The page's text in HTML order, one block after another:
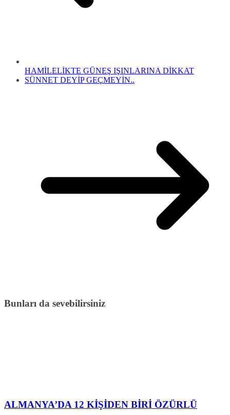
HAMİLELİKTE GÜNEŞ IŞINLARINA DİKKAT
SÜNNET DEYİP GEÇMEYİN..
Bunları da sevebilirsiniz
ALMANYA’DA 12 KİŞİDEN BİRİ ÖZÜRLÜ